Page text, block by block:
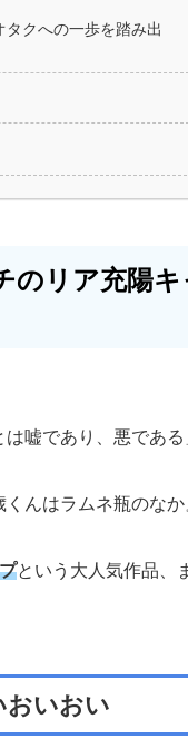
クへの一歩を踏み出
のリア充陽キ
嘘であり、悪である
んはラムネ瓶のな
という大人気作品、
おいおい